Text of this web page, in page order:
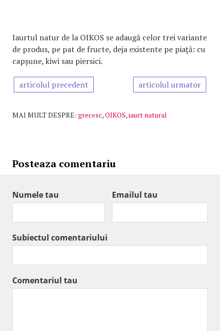
Iaurtul natur de la OIKOS se adaugă celor trei variante
de produs, pe pat de fructe, deja existente pe piață: cu
capșune, kiwi sau piersici.
articolul precedent articolul urmator
MAI MULT DESPRE: grecesc,OIKOS,iaurt natural
Posteaza comentariu
Numele tau Emailul tau
Subiectul comentariului
Comentariul tau